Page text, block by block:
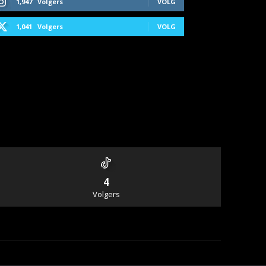
1,041 Volgers VOLG
4
Volgers